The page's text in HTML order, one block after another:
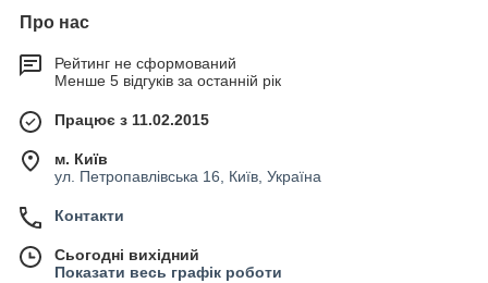
Про нас
Рейтинг не сформований
Менше 5 відгуків за останній рік
Працює з 11.02.2015
м. Київ
ул. Петропавлівська 16, Київ, Україна
Контакти
Сьогодні вихідний
Показати весь графік роботи